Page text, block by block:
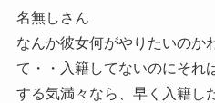
名無しさん
なんか彼女何がやりたいのか
て・・入籍してないのにそれ
する気満々なら、早く入籍し